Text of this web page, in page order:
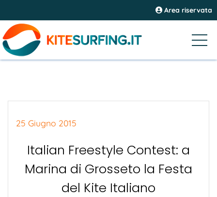
Area riservata
25 Giugno 2015
Italian Freestyle Contest: a
Marina di Grosseto la Festa
del Kite Italiano